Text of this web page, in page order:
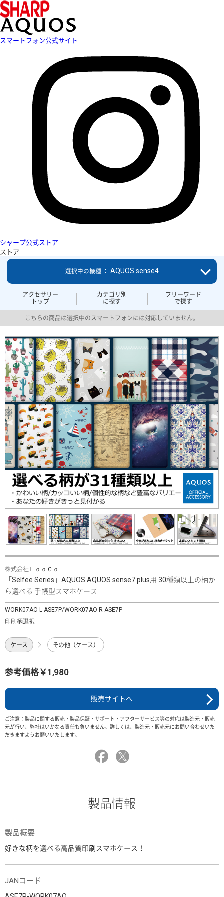
スマートフォン公式サイト
シャープ公式ストア
ストア
アクセサリー
トップ
カテゴリ別
に探す
フリーワード
で探す
選択中の機種 ： AQUOS sense4
こちらの商品は選択中のスマートフォンには対応していません。
株式会社ＬｏｏＣｏ
「Selfee Series」AQUOS AQUOS sense7 plus用 30種類以上の柄か
ら選べる 手帳型スマホケース
WORK07AO-L-ASE7P/WORK07AO-R-ASE7P
印刷柄選択
ケース その他（ケース）
参考価格￥1,980
販売サイトへ
ご注意：製品に関する販売・製品保証・サポート・アフターサービス等の対応は製造元・販売
元が行い、弊社はいかなる責任も負いません。詳しくは、製造元・販売元にお問い合わせいた
だきますようお願いいたします。
製品情報
製品概要
好きな柄を選べる高品質印刷スマホケース！
JANコード